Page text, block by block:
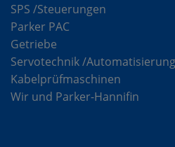
SPS /Steuerungen
Parker PAC
Getriebe
Servotechnik /
Kabelprüfmaschinen
Wir und Parker-Hannifin